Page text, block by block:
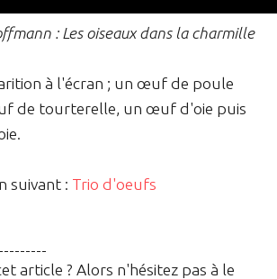
: Les oiseaux dans la charmille
à l'écran ; un œuf de poule
de tourterelle, un œuf d'oie puis
suivant : Trio d'oeufs
article ? Alors n'hésitez pas à le